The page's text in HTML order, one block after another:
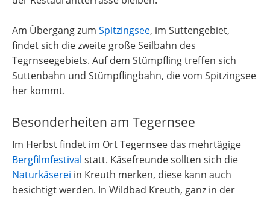
Am Übergang zum Spitzingsee, im Suttengebiet,
findet sich die zweite große Seilbahn des
Tegrnseegebiets. Auf dem Stümpfling treffen sich
Suttenbahn und Stümpflingbahn, die vom Spitzingsee
her kommt.
Besonderheiten am Tegernsee
Im Herbst findet im Ort Tegernsee das mehrtägige
Bergfilmfestival statt. Käsefreunde sollten sich die
Naturkäserei in Kreuth merken, diese kann auch
besichtigt werden. In Wildbad Kreuth, ganz in der